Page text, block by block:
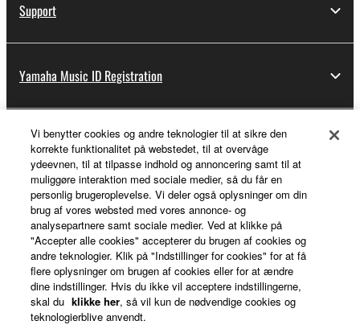
Support
Yamaha Music ID Registration
About Yamaha
Danmark - English
Business
Vi benytter cookies og andre teknologier til at sikre den
korrekte funktionalitet på webstedet, til at overvåge
ydeevnen, til at tilpasse indhold og annoncering samt til at
muliggøre interaktion med sociale medier, så du får en
personlig brugeroplevelse. Vi deler også oplysninger om din
brug af vores websted med vores annonce- og
analysepartnere samt sociale medier. Ved at klikke på
"Accepter alle cookies" accepterer du brugen af cookies og
andre teknologier. Klik på "Indstillinger for cookies" for at få
flere oplysninger om brugen af cookies eller for at ændre
dine indstillinger. Hvis du ikke vil acceptere indstillingerne,
skal du klikke her, så vil kun de nødvendige cookies og
teknologierblive anvendt.